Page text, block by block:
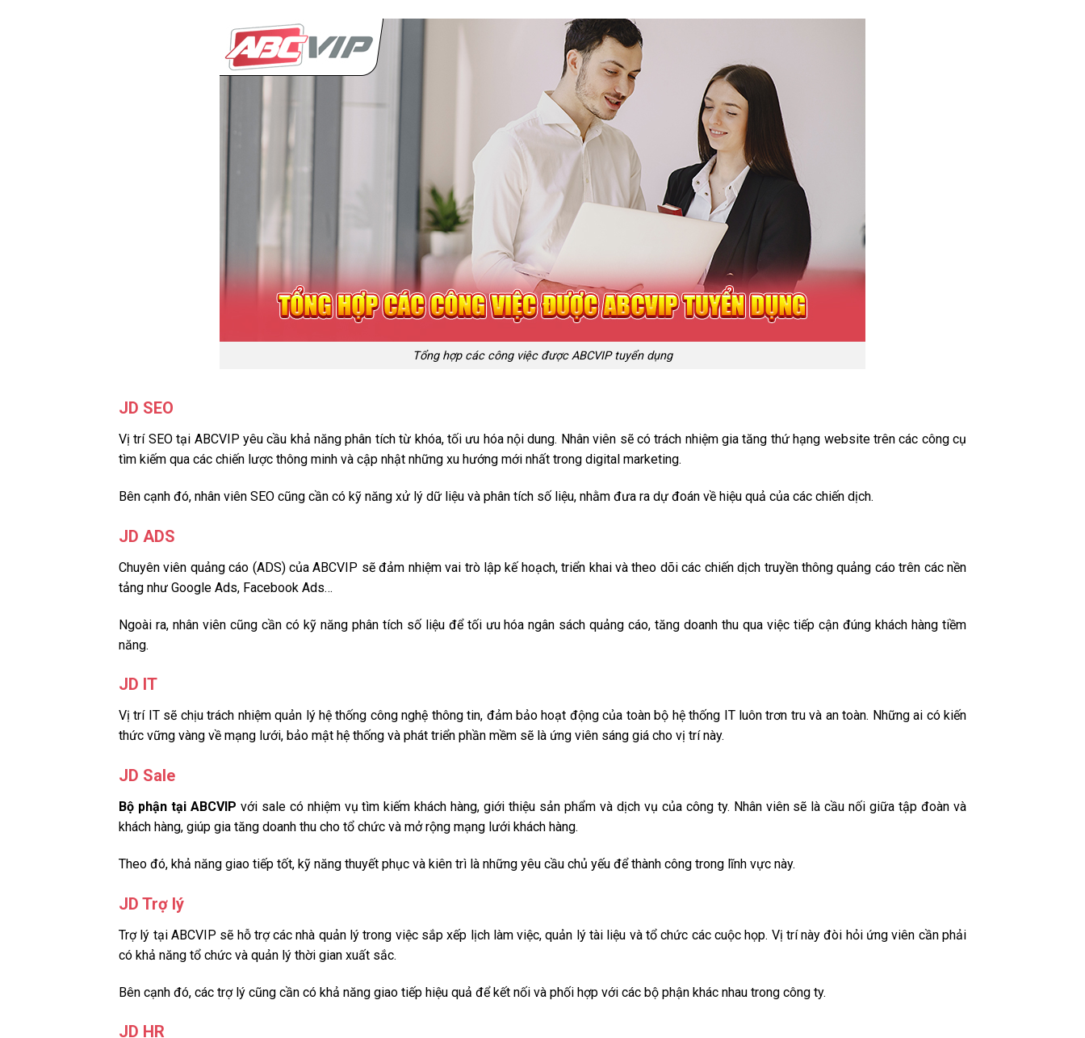
Tổng hợp các công việc được ABCVIP tuyển dụng
JD SEO
Vị trí SEO tại ABCVIP yêu cầu khả năng phân tích từ khóa, tối ưu hóa nội dung. Nhân viên sẽ có trách nhiệm gia tăng thứ hạng website trên các công cụ
tìm kiếm qua các chiến lược thông minh và cập nhật những xu hướng mới nhất trong digital marketing.
Bên cạnh đó, nhân viên SEO cũng cần có kỹ năng xử lý dữ liệu và phân tích số liệu, nhằm đưa ra dự đoán về hiệu quả của các chiến dịch.
JD ADS
Chuyên viên quảng cáo (ADS) của ABCVIP sẽ đảm nhiệm vai trò lập kế hoạch, triển khai và theo dõi các chiến dịch truyền thông quảng cáo trên các nền
tảng như Google Ads, Facebook Ads…
Ngoài ra, nhân viên cũng cần có kỹ năng phân tích số liệu để tối ưu hóa ngân sách quảng cáo, tăng doanh thu qua việc tiếp cận đúng khách hàng tiềm
năng.
JD IT
Vị trí IT sẽ chịu trách nhiệm quản lý hệ thống công nghệ thông tin, đảm bảo hoạt động của toàn bộ hệ thống IT luôn trơn tru và an toàn. Những ai có kiến
thức vững vàng về mạng lưới, bảo mật hệ thống và phát triển phần mềm sẽ là ứng viên sáng giá cho vị trí này.
JD Sale
Bộ phận tại ABCVIP với sale có nhiệm vụ tìm kiếm khách hàng, giới thiệu sản phẩm và dịch vụ của công ty. Nhân viên sẽ là cầu nối giữa tập đoàn và
khách hàng, giúp gia tăng doanh thu cho tổ chức và mở rộng mạng lưới khách hàng.
Theo đó, khả năng giao tiếp tốt, kỹ năng thuyết phục và kiên trì là những yêu cầu chủ yếu để thành công trong lĩnh vực này.
JD Trợ lý
Trợ lý tại ABCVIP sẽ hỗ trợ các nhà quản lý trong việc sắp xếp lịch làm việc, quản lý tài liệu và tổ chức các cuộc họp. Vị trí này đòi hỏi ứng viên cần phải
có khả năng tổ chức và quản lý thời gian xuất sắc.
Bên cạnh đó, các trợ lý cũng cần có khả năng giao tiếp hiệu quả để kết nối và phối hợp với các bộ phận khác nhau trong công ty.
JD HR